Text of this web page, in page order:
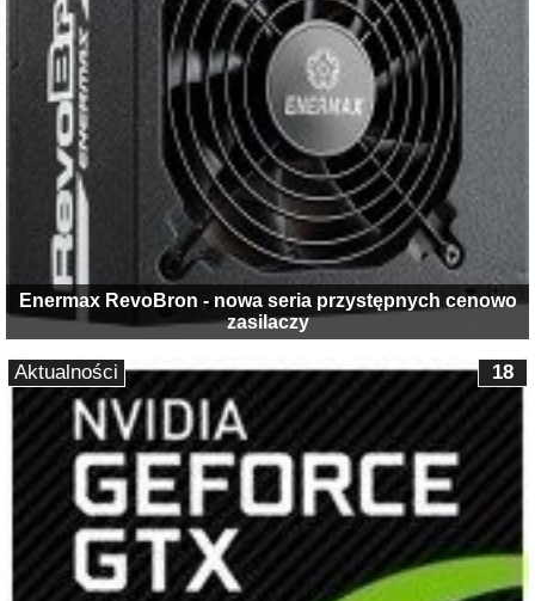
Enermax RevoBron - nowa seria przystępnych cenowo
zasilaczy
18
Aktualności